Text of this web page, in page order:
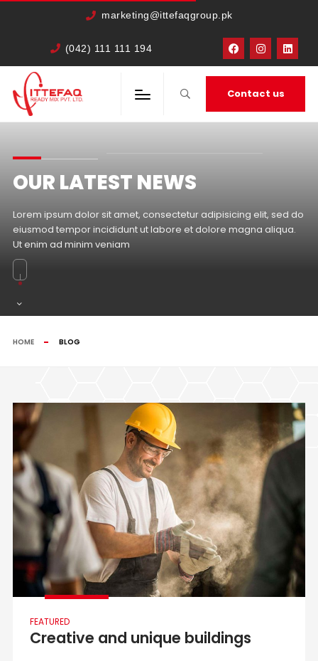
marketing@ittefaqgroup.pk
(042) 111 111 194
Contact us
OUR LATEST NEWS
Lorem ipsum dolor sit amet, consectetur adipisicing elit, sed do
eiusmod tempor incididunt ut labore et dolore magna aliqua.
Ut enim ad minim veniam
HOME BLOG
FEATURED
Creative and unique buildings